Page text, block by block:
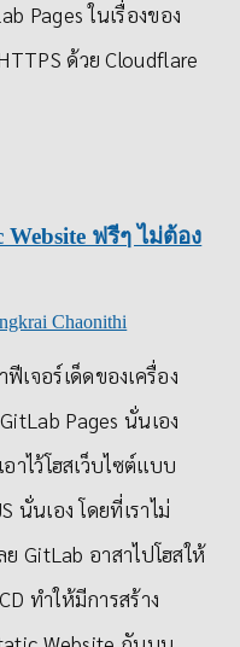
Pages ในเรื่องของ
ด้วย Cloudflare
Website ฟรีๆ ไม่ต้อง
Chaonithi
จอร์เด็ดของเครื่อง
Pages นั่นเอง
เอาไว้โฮสเว็บไซต์แบบ
นั่นเอง โดยที่เราไม่
ย GitLab อาสาไปโฮสให้
ทำให้มีการสร้าง